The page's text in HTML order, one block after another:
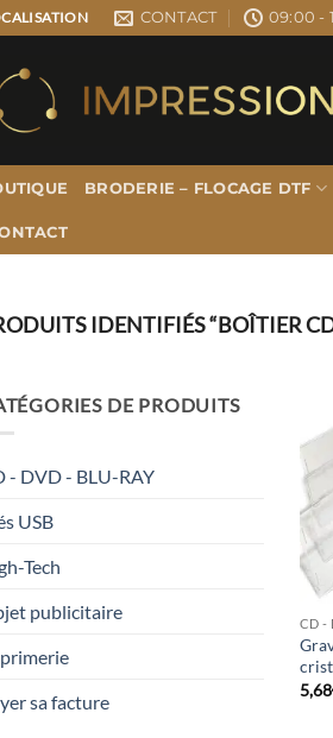
CONTACT 09:00 -
BRODERIE – FLOCAGE DTF
IDENTIFIÉS “BOÎTIER
DE PRODUITS
- DVD - BLU-RAY
USB
Tech
publicitaire
sa facture
CD -
5,68